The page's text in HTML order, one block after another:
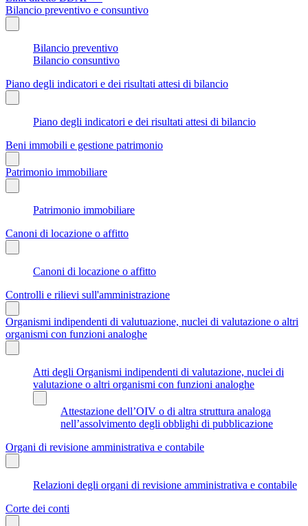
Bilancio preventivo e consuntivo
Bilancio preventivo
Bilancio consuntivo
Piano degli indicatori e dei risultati attesi di bilancio
Piano degli indicatori e dei risultati attesi di bilancio
Beni immobili e gestione patrimonio
Patrimonio immobiliare
Patrimonio immobiliare
Canoni di locazione o affitto
Canoni di locazione o affitto
Controlli e rilievi sull'amministrazione
Organismi indipendenti di valutuazione, nuclei di valutazione o altri
organismi con funzioni analoghe
Atti degli Organismi indipendenti di valutazione, nuclei di
valutazione o altri organismi con funzioni analoghe
Attestazione dell’OIV o di altra struttura analoga
nell’assolvimento degli obblighi di pubblicazione
Organi di revisione amministrativa e contabile
Relazioni degli organi di revisione amministrativa e contabile
Corte dei conti